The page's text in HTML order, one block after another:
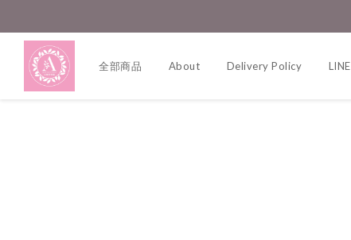
全部商品 About Delivery Policy LINE